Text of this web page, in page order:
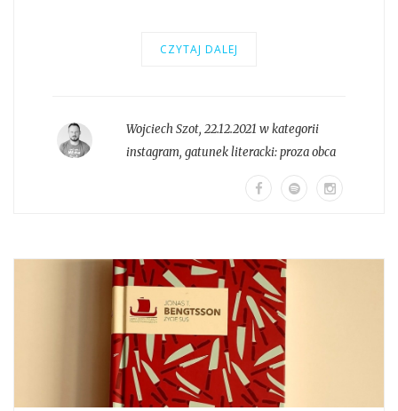
CZYTAJ DALEJ
Wojciech Szot, 22.12.2021 w kategorii
instagram, gatunek literacki:proza obca